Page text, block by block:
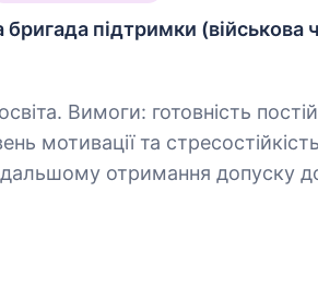
підтримки (військова
вчитись і
отримання допуску до ДТ